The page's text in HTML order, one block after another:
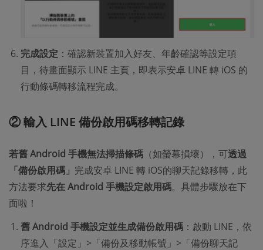
完成設定 ：確認新裝置加入好友、年齡確認等設定項
目，待畫面顯示 LINE 主頁，即表示安卓 LINE 轉 iOS 的
行動條碼轉移流程完成。
② 輸入 LINE 備份啟用碼移轉記錄
若舊 Android 手機無法掃描條碼 （如螢幕損壞），可透過
「備份啟用碼」 完成安卓 LINE 轉 iOS的聊天記錄移轉，此
方法要求先在 Android 手機設定啟用碼。具體步驟放在下
面啦！​​
舊 Android 手機設定並生成備份啟用碼 ：啟動 LINE，依
序進入「設定」>「備份及移動帳號」>「備份聊天記